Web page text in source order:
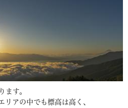
ます。
リアの中でも標高は高く、